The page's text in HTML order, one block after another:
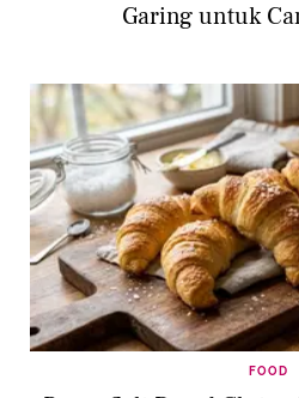
Garing untuk
FOOD